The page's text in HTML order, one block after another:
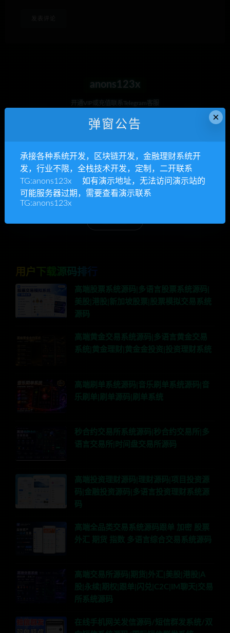
anons123x
开通VIP或充值联系Telegram客服
立即查看
承接各种系统开发
区块链开发，金融理财系统开发，行业不限
用户下载源码排行
高端股票系统源码|多语言股票系统源码|
美股|港股|新加坡股票|股票模拟交易系统
源码
高端黄金交易系统源码|多语言黄金交易
系统|黄金理财|黄金金投资|投资理财系统
高端刷单系统源码|音乐刷单系统源码|音
乐刷单|刷单源码|刷单系统
秒合约交易所系统源码|秒合约交易所|多
语言交易所|时间盘交易所源码
高端投资理财源码|理财源码|项目投资源
码|金融投资源码|多语言投资理财系统源
码
高端全品类交易系统源码跟单 加密 股票
外汇 期货 指数 多语言综合交易系统源码
高端交易所源码|期货|外汇|美股|港股|A
股|永续|期权|跟单|闪兑|C2C|IM聊天|交易
所系统源码
在线手机网关发信源码/短信群发系统/双
×
弹窗公告
承接各种系统开发，区块链开发，金融理财系统开
发，行业不限，全栈技术开发，定制，二开联系
TG:anons123x 如有演示地址，无法访问演示站的
可能服务器过期，需要查看演示联系
TG:anons123x